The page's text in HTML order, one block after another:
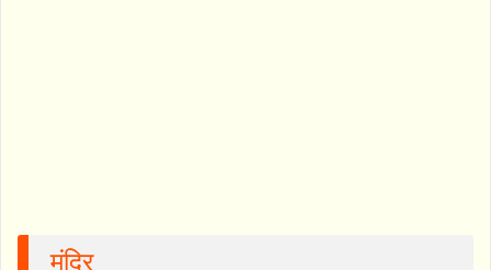
मंदिर